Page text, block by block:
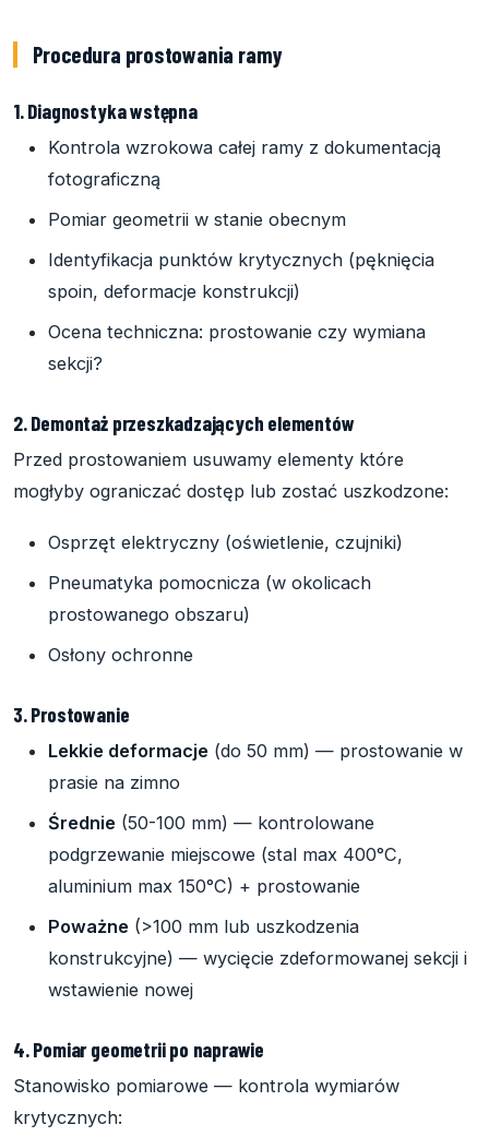
Procedura prostowania ramy
1. Diagnostyka wstępna
Kontrola wzrokowa całej ramy z dokumentacją
fotograficzną
Pomiar geometrii w stanie obecnym
Identyfikacja punktów krytycznych (pęknięcia
spoin, deformacje konstrukcji)
Ocena techniczna: prostowanie czy wymiana
sekcji?
2. Demontaż przeszkadzających elementów
Przed prostowaniem usuwamy elementy które
mogłyby ograniczać dostęp lub zostać uszkodzone:
Osprzęt elektryczny (oświetlenie, czujniki)
Pneumatyka pomocnicza (w okolicach
prostowanego obszaru)
Osłony ochronne
3. Prostowanie
Lekkie deformacje (do 50 mm) — prostowanie w
prasie na zimno
Średnie (50-100 mm) — kontrolowane
podgrzewanie miejscowe (stal max 400°C,
aluminium max 150°C) + prostowanie
Poważne (>100 mm lub uszkodzenia
konstrukcyjne) — wycięcie zdeformowanej sekcji i
wstawienie nowej
4. Pomiar geometrii po naprawie
Stanowisko pomiarowe — kontrola wymiarów
krytycznych: